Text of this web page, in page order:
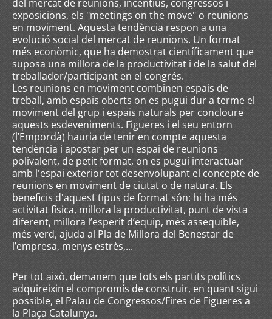
del mercat de reunions, incentius, congressos i
exposicions, els "meetings on the move" o reunions
en moviment. Aquesta tendència respon a una
evolució social del mercat de reunions. Un format
més econòmic, que ha demostrat científicament que
suposa una millora de la productivitat i de la salut del
treballador/participant en el congrés.
Les reunions en moviment combinen espais de
treball, amb espais oberts on es pugui dur a terme el
moviment del grup i espais naturals per concloure
aquests esdeveniments. Figueres i el seu entorn
(l’Empordà) hauria de tenir en compte aquesta
tendència i apostar per un espai de reunions
polivalent, de petit format, on es pugui interactuar
amb l'espai exterior tot desenvolupant el concepte de
reunions en moviment de ciutat o de natura. Els
beneficis d'aquest tipus de format són: hi ha més
activitat física, millora la productivitat, punt de vista
diferent, millora l’esperit d’equip, més assequible,
més verd, ajuda al Pla de Millora del Benestar de
l’empresa, menys estrès,...
Per tot això, demanem que tots els partits polítics
adquireixin el compromís de construir, en quant sigui
possible, el Palau de Congressos/Fires de Figueres a
la Plaça Catalunya.